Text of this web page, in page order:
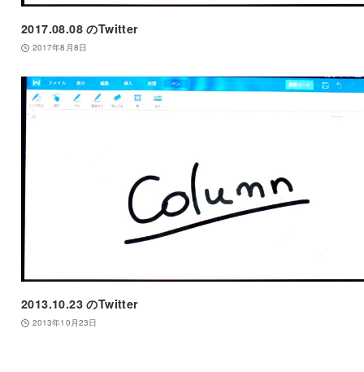
2017.08.08 のTwitter
2017年8月8日
2013.10.23 のTwitter
2013年10月23日